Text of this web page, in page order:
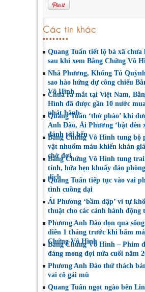
Các tin khác
Quang Tuấn tiết lộ bà xã chưa
sau khi xem Bằng Chứng Vô
Nhã Phương, Khổng Tú
sao hào hứng dự công chiếu
Vô Hình
Chưa ra mắt tại Việt Nam,
Hình đã được gần 10 nước
phát hành
Quang Tuấn ‘thở phào’ khi
Anh Đào, Ái Phương ‘bật đèn
đánh tới bến
Bằng Chứng Vô Hình tung bộ
vật nhuốm máu khiến khán
chờ đợi
Bằng Chứng Vô Hình tung
tính, hứa hẹn khuấy đảo
dịch
Quang Tuấn tiếp tục vào vai
tình cuồng dại
Ái Phương ‘bầm dập’ vì tự
thuật cho các cảnh hành động
Phương Anh Đào dọn qua
diễn 1 tháng trước khi bấm
Chứng Vô Hình
Bằng Chứng Vô Hình – Phim
đáng mong đợi nửa cuối năm
Phương Anh Đào thử thách
vai cô gái mù
Quang Tuấn ngọt ngào bên